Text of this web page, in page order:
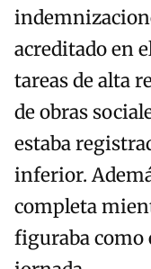
acreditado en
tareas de alta
de obras
estaba
inferior.
completa
figuraba como